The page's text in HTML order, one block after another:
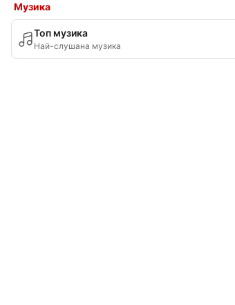
Музика
Топ музика
Най-слушана музика